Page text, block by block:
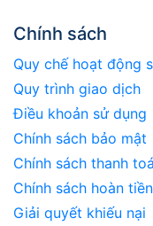
Chính sách
Quy chế hoạt động
Quy trình giao dịch
Điều khoản sử dụng
Chính sách bảo mật
Chính sách thanh
Chính sách hoàn tiền
Giải quyết khiếu nại